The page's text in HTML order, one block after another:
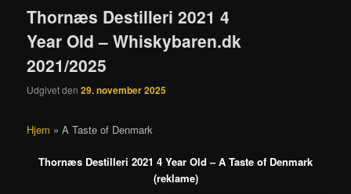
Thornæs Destilleri 2021 4
Year Old – Whiskybaren.dk
2021/2025
Udgivet den29. november 2025
Hjem »A Taste of Denmark
Thornæs Destilleri 2021 4 Year Old – A Taste of Denmark
(reklame)